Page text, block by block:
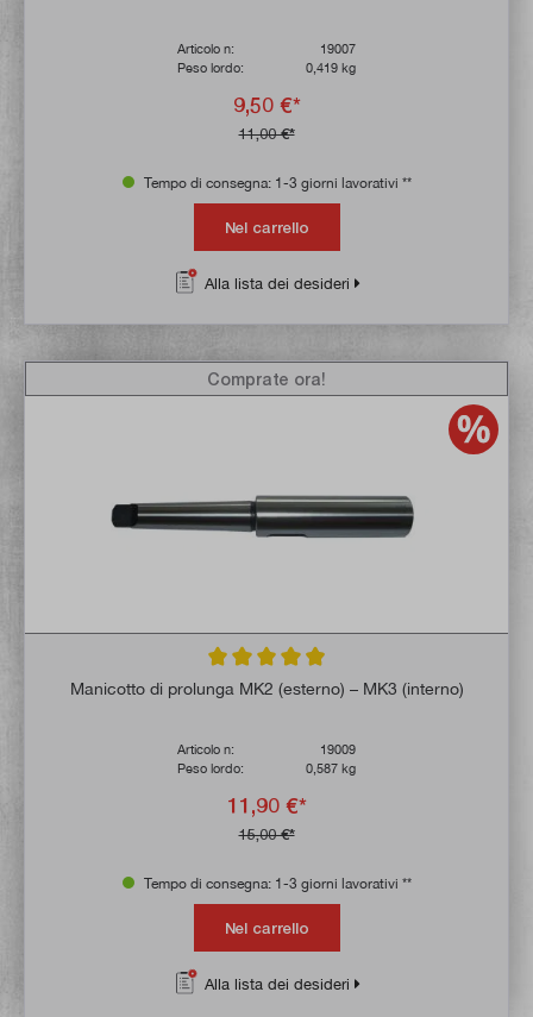
Articolo n:
19007
Peso lordo:
0,419 kg
9,50 €*
11,00 €*
Tempo di consegna: 1-3 giorni lavorativi **
Nel carrello
Alla lista dei desideri
Valutazione media di 4.9 su 5 stelle
Manicotto di prolunga MK2 (esterno) – MK3 (interno)
Articolo n:
19009
Peso lordo:
0,587 kg
11,90 €*
15,00 €*
Comprate ora!
Tempo di consegna: 1-3 giorni lavorativi **
Nel carrello
Alla lista dei desideri